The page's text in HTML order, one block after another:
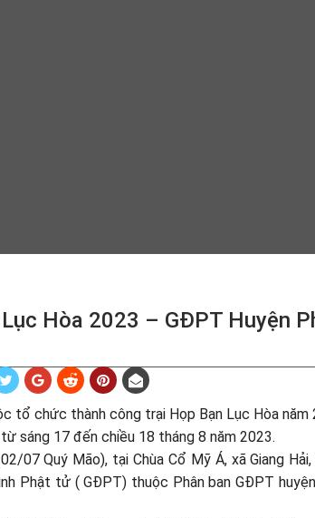
Hòa 2023 – GĐPT Huyện
tổ chức thành công trại Họp Bạn Lục Hòa năm
sáng 17 đến chiều 18 tháng 8 năm 2023.
07 Quý Mão), tại Chùa Cổ Mỹ Á, xã Giang
Phật tử ( GĐPT) thuộc Phân ban GĐPT